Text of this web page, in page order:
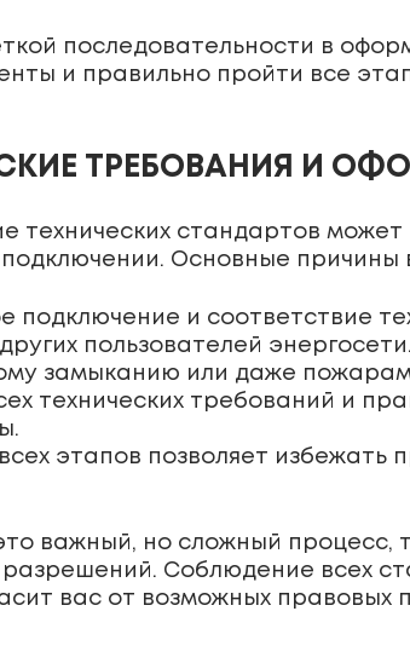
последовательности в
и правильно пройти все
ТРЕБОВАНИЯ И
технических стандартов
Основные
подключение и соответствие
пользователей
замыканию или даже
технических требований и
этапов позволяет избежать
важный, но сложный процесс,
Соблюдение всех
вас от возможных правовых